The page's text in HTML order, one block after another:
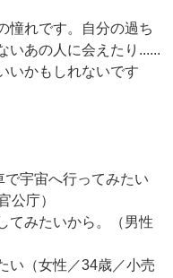
憧れです。自分の過ち
いあの人に会えたり......
いかもしれないです
で宇宙へ行ってみたい
公庁）
てみたいから。（男性
い（女性／34歳／小売